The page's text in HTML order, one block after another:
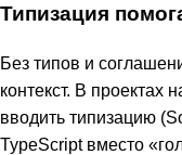
Типизация
Без типов и
контекст. В проектах
вводить типизацию
TypeScript вместо